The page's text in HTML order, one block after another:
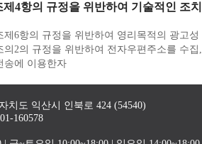
제4항의 규정을 위반하여 기술적인 조
제6항의 규정을 위반하여 영리목적의 광고
의2의 규정을 위반하여 전자우편주소를 수
송에 이용한자
치도 익산시 인북로 424 (54540)
160578